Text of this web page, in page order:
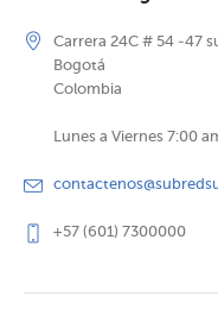
Carrera 24C # 54 -47
Bogotá
Colombia
Lunes a Viernes 7:00
+57 (601) 7300000